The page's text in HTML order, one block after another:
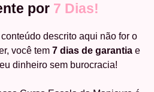
por 7 Dias!
descrito aqui não for o
você tem 7 dias de garantiae
dinheiro sem burocracia!